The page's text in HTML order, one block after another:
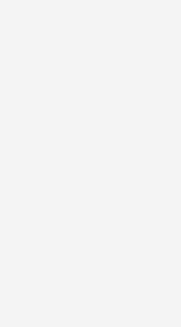
zugebaut wie im ganzen
mit dem ERE